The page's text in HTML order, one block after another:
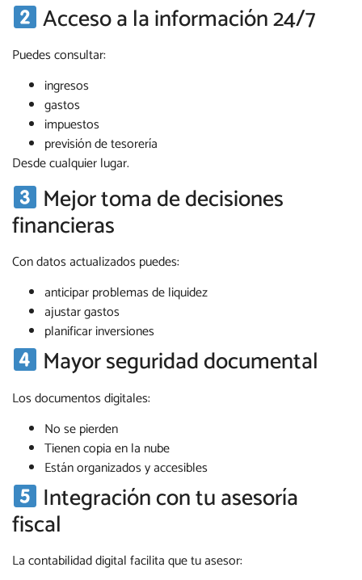
Acceso a la información 24/7
Puedes consultar:
ingresos
gastos
impuestos
previsión de tesorería
Desde cualquier lugar.
Mejor toma de decisiones
financieras
Con datos actualizados puedes:
anticipar problemas de liquidez
ajustar gastos
planificar inversiones
Mayor seguridad documental
Los documentos digitales:
No se pierden
Tienen copia en la nube
Están organizados y accesibles
Integración con tu asesoría
fiscal
La contabilidad digital facilita que tu asesor: